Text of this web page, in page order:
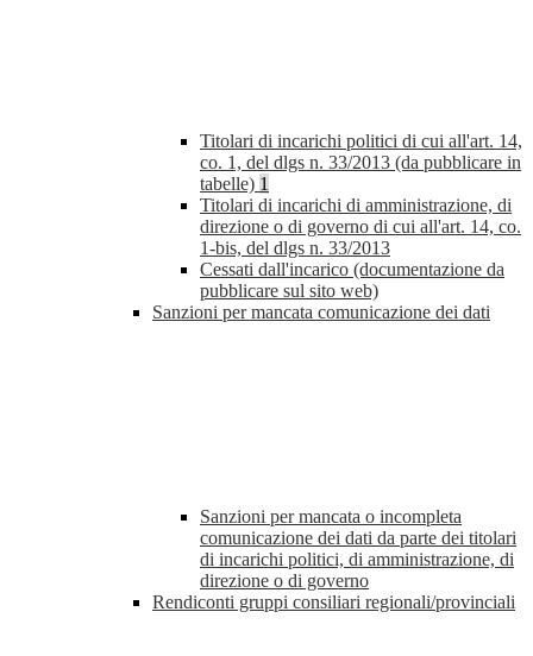
Titolari di incarichi politici di cui all'art. 14,
co. 1, del dlgs n. 33/2013 (da pubblicare in
tabelle) 1
Titolari di incarichi di amministrazione, di
direzione o di governo di cui all'art. 14, co.
1-bis, del dlgs n. 33/2013
Cessati dall'incarico (documentazione da
pubblicare sul sito web)
Sanzioni per mancata comunicazione dei dati
Sanzioni per mancata o incompleta
comunicazione dei dati da parte dei titolari
di incarichi politici, di amministrazione, di
direzione o di governo
Rendiconti gruppi consiliari regionali/provinciali